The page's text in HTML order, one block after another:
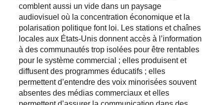
comblent aussi un vide dans un paysage
audiovisuel où la concentration économique et la
polarisation politique font loi. Les stations et chaînes
locales aux États-Unis donnent accès à l’information
à des communautés trop isolées pour être rentables
pour le système commercial ; elles produisent et
diffusent des programmes éducatifs ; elles
permettent d’entendre des voix minorisées souvent
absentes des médias commerciaux et elles